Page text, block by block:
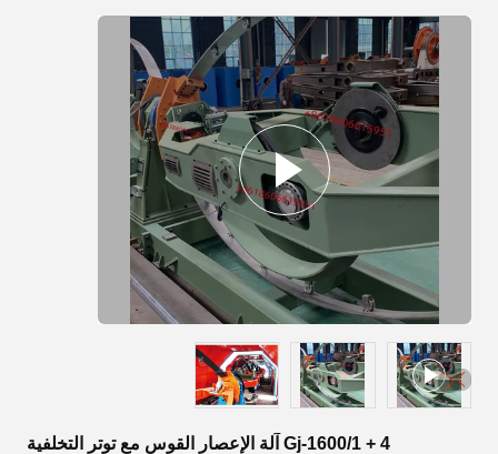
Gj-1600/1 + 4 آلة الإعصار القوس مع توتر التخلفية